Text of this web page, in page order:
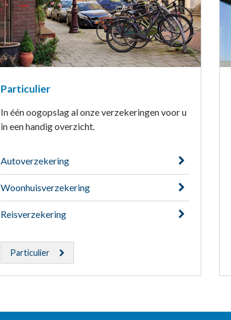
Particulier
In één oogopslag al onze verzekeringen voor u
in een handig overzicht.
Autoverzekering
Woonhuisverzekering
Reisverzekering
Particulier